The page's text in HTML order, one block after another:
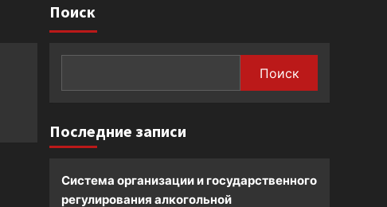
Поиск
Поиск
Последние записи
Система организации и государственного
регулирования алкогольной